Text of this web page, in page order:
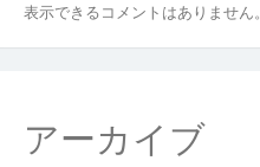
表示できるコメントはありません。
アーカイブ